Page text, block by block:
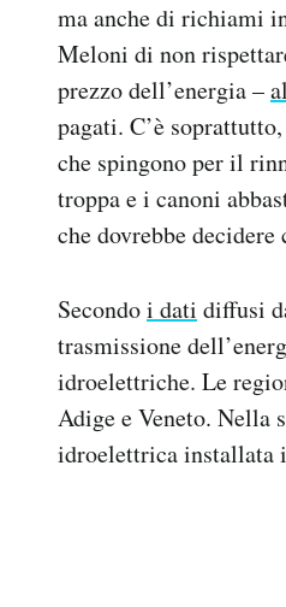
ma anche di richiami
Meloni di non
prezzo dell’energia –
pagati. C’è
che spingono per il
troppa e i canoni
che dovrebbe
Secondoi dati diffusi
trasmissione
idroelettriche. Le
Adige e Veneto. Nella
idroelettrica installata